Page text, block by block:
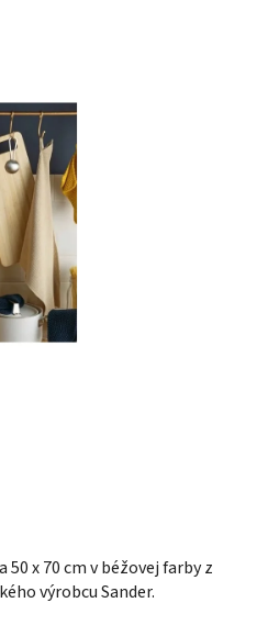
x 70 cm v béžovej farby z
výrobcu Sander.